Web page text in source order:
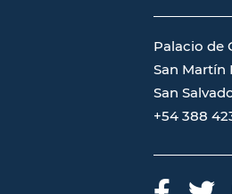
Palacio de
San Martín
San
+54 388